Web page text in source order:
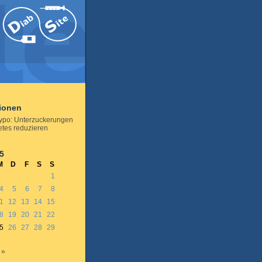
Unterzuckerungen
reduzieren
D F S
S
1
4 5 6 7
8
12 13 14
15
19 20 21
22
26 27 28
29